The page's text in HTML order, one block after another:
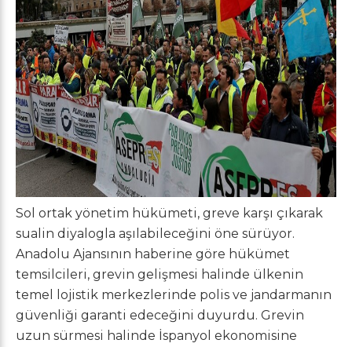
Sol ortak yönetim hükümeti, greve karşı çıkarak
sualin diyalogla aşılabileceğini öne sürüyor.
Anadolu Ajansının haberine göre hükümet
temsilcileri, grevin gelişmesi halinde ülkenin
temel lojistik merkezlerinde polis ve jandarmanın
güvenliği garanti edeceğini duyurdu. Grevin
uzun sürmesi halinde İspanyol ekonomisine